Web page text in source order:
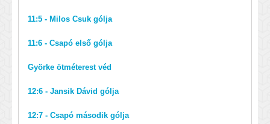
11:5 - Milos Csuk gólja
11:6 - Csapó első gólja
Györke ötméterest véd
12:6 - Jansik Dávid gólja
12:7 - Csapó második gólja